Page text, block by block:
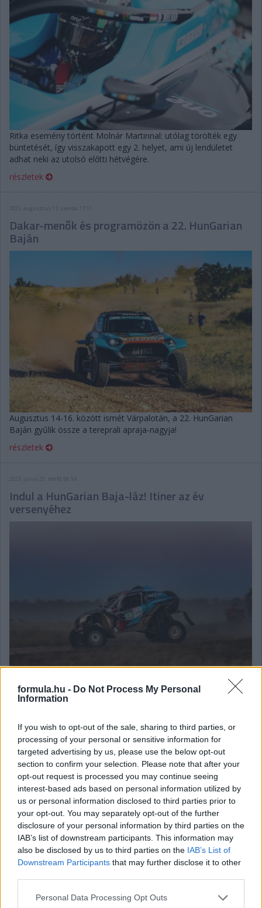
formula.hu - Do Not Process My Personal
Information
If you wish to opt-out of the sale, sharing to third parties, or
processing of your personal or sensitive information for
targeted advertising by us, please use the below opt-out
section to confirm your selection. Please note that after your
opt-out request is processed you may continue seeing
interest-based ads based on personal information utilized by
us or personal information disclosed to third parties prior to
your opt-out. You may separately opt-out of the further
disclosure of your personal information by third parties on the
IAB’s list of downstream participants. This information may
also be disclosed by us to third parties on the IAB’s List of
Downstream Participants that may further disclose it to other
Please note that this website/app uses one or more Google
Personal Data Processing Opt Outs
Ritka esemény történt Molnár Martinnal: utólag törölték egy
büntetését, így visszakapott egy 2. helyet, ami új lendületet
adhat neki az utolsó előtti hétvégére.
részletek
2025. augusztus 13. szerda, 17:11
Dakar-menők és programözön a 22. HunGarian
Baján
Augusztus 14-16. között ismét Várpalotán, a 22. HunGarian
Baján gyűlik össze a tereprali apraja-nagyja!
részletek
2025. július 21. hétfő, 06:14
Indul a HunGarian Baja-láz! Itiner az év
versenyéhez
Augusztus 14-16. között a tereprali mezőnye ismét beveszi
Várpalotát és a lőteret! A HunGarian Baja idén már 22.
szenzációs hangulattal és adrenalindús környezettel, és
természetesen páratlan pályákkal várja a versenyzőket és a
nézőket.
részletek
2025. július 9. szerda, 06:54
Visontán küzdenek a Supermoto-vb legjobbjai